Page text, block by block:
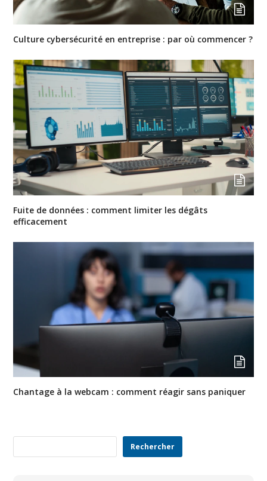
Culture cybersécurité en entreprise : par où commencer ?
Fuite de données : comment limiter les dégâts
efficacement
Chantage à la webcam : comment réagir sans paniquer
Rechercher